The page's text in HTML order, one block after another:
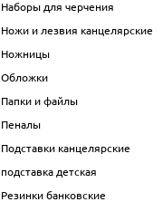
Наборы для черчения
Ножи и лезвия канцелярские
Ножницы
Обложки
Папки и файлы
Пеналы
Подставки канцелярские
подставка детская
Резинки банковские